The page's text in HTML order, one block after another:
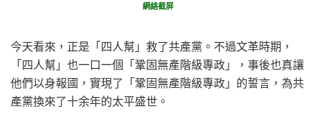
網絡截屏
今天看來，正是「四人幫」救了共產黨。不過文革時期，
「四人幫」也一口一個「鞏固無產階級專政」，事後也真讓
他們以身報國，實現了「鞏固無產階級專政」的誓言，為共
產黨換來了十余年的太平盛世。